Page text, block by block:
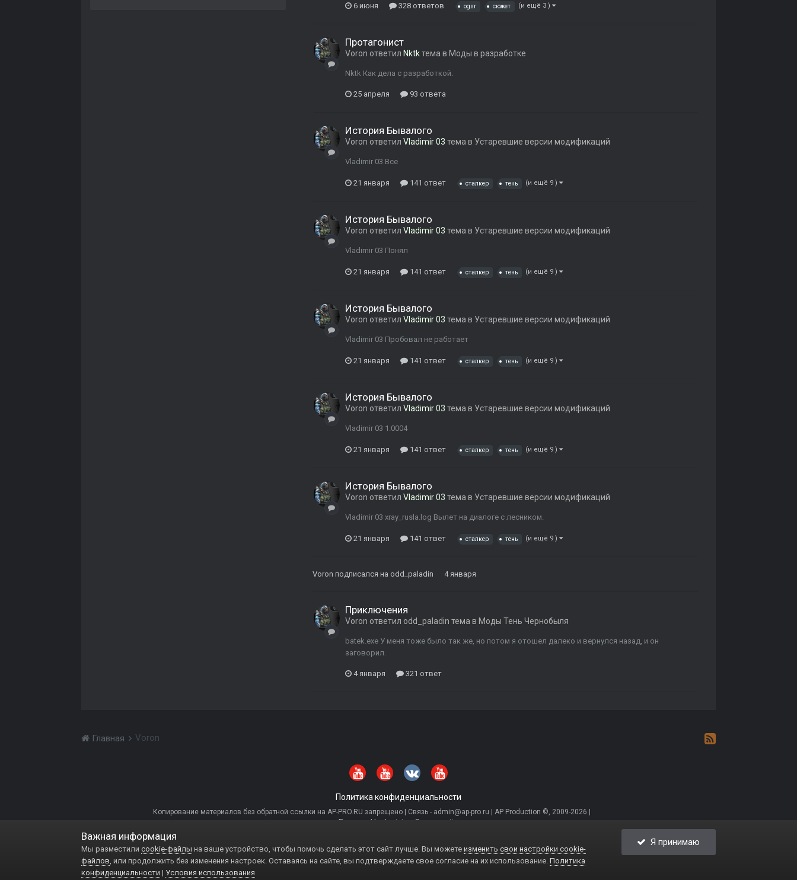
6 июня 328 ответов ogsr сюжет (и ещё 3 )
Протагонист
Voron ответил Nktkтема в Моды в разработке
Nktk Как дела с разработкой.
25 апреля 93 ответа
История Бывалого
Voron ответил Vladimir 03 тема в Устаревшие версии модификаций
Vladimir 03 Все
21 января 141 ответ сталкер тень (и ещё 9 )
История Бывалого
Voron ответил Vladimir 03 тема в Устаревшие версии модификаций
Vladimir 03 Понял
21 января 141 ответ сталкер тень (и ещё 9 )
История Бывалого
Voron ответил Vladimir 03 тема в Устаревшие версии модификаций
Vladimir 03 Пробовал не работает
21 января 141 ответ сталкер тень (и ещё 9 )
История Бывалого
Voron ответил Vladimir 03 тема в Устаревшие версии модификаций
Vladimir 03 1.0004
21 января 141 ответ сталкер тень (и ещё 9 )
История Бывалого
Voron ответил Vladimir 03 тема в Устаревшие версии модификаций
Vladimir 03 xray_rusla.log Вылет на диалоге с лесником.
21 января 141 ответ сталкер тень (и ещё 9 )
Voron подписался на odd_paladin 4 января
Приключения
Voron ответил odd_paladin тема в Моды Тень Чернобыля
batek.exe У меня тоже было так же, но потом я отошел далеко и вернулся назад, и он
заговорил.
4 января 321 ответ
Главная Voron
Политика конфиденциальности
Копирование материалов без обратной ссылки на AP-PRO.RU запрещено | Связь - admin@ap-pro.ru | AP Production ©, 2009-2026 |
Powered by Invision Community
Важная информация
Мы разместили cookie-файлы на ваше устройство, чтобы помочь сделать этот сайт лучше. Вы можете изменить свои настройки cookie-
файлов, или продолжить без изменения настроек. Оставаясь на сайте, вы подтверждаете свое согласие на их использование. Политика
конфиденциальности | Условия использования
Я принимаю